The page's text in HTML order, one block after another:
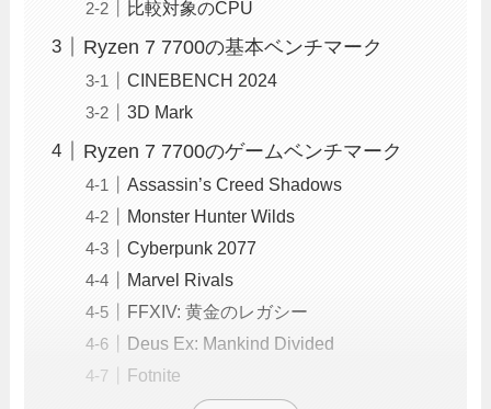
比較対象のCPU
Ryzen 7 7700の基本ベンチマーク
CINEBENCH 2024
3D Mark
Ryzen 7 7700のゲームベンチマーク
Assassin’s Creed Shadows
Monster Hunter Wilds
Cyberpunk 2077
Marvel Rivals
FFXIV: 黄金のレガシー
Deus Ex: Mankind Divided
Fotnite